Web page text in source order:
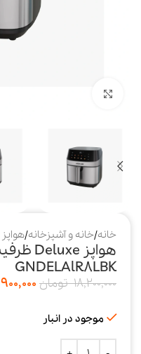
خانه/خانه و آشپزخانه/
GNDELAlR8LBK
18,200,000 تومان
موجود در انبار